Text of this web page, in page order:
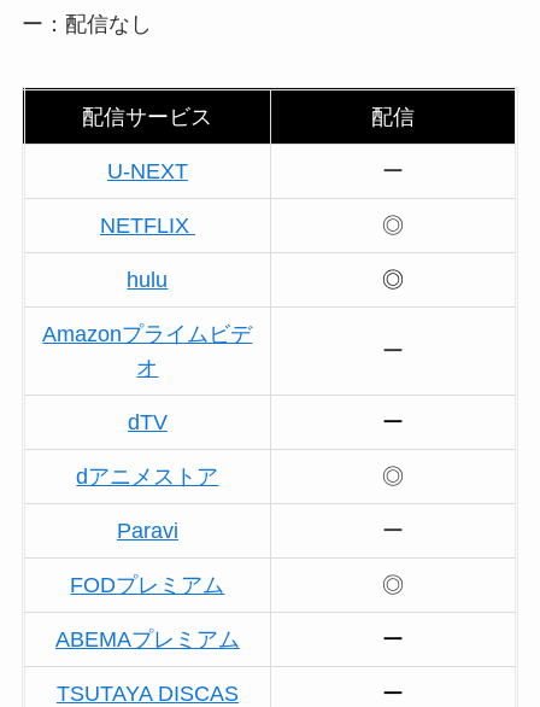
ー：配信なし
配信サービス 配信
U-NEXT ー
NETFLIX ◎
hulu ◎
Amazonプライムビデ
オ
ー
dTV ー
dアニメストア ◎
Paravi ー
FODプレミアム ◎
ABEMAプレミアム ー
TSUTAYA DISCAS ー